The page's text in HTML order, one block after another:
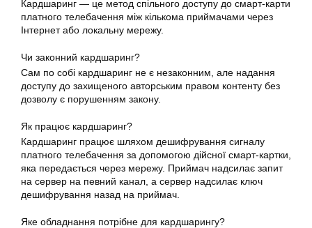
Кардшаринг — це метод спільного доступу до смарт-карти
платного телебачення між кількома приймачами через
Інтернет або локальну мережу.
Чи законний кардшаринг?
Сам по собі кардшаринг не є незаконним, але надання
доступу до захищеного авторським правом контенту без
дозволу є порушенням закону.
Як працює кардшаринг?
Кардшаринг працює шляхом дешифрування сигналу
платного телебачення за допомогою дійсної смарт-картки,
яка передається через мережу. Приймач надсилає запит
на сервер на певний канал, а сервер надсилає ключ
дешифрування назад на приймач.
Яке обладнання потрібне для кардшарингу?